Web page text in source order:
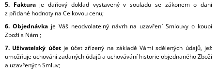
5. Fakturaje daňový doklad vystavený v souladu se zákonem o dani
z přidané hodnoty na Celkovou cenu;
6. Objednávkaje Váš neodvolatelný návrh na uzavření Smlouvy o koupi
Zboží s Námi;
7. Uživatelský účetje účet zřízený na základě Vámi sdělených údajů, jež
umožňuje uchování zadaných údajů a uchovávání historie objednaného Zboží
a uzavřených Smluv;
VĚNEC
ŠIŠKOVÝ
PÍCHANÝ
NEZDOBENÝ
20
130
Kč